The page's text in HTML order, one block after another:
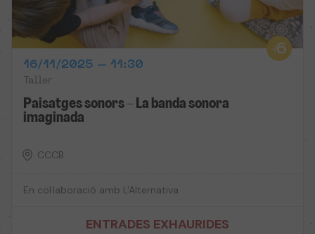
16/11/2025 – 11:30
Taller
Paisatges sonors – La banda sonora
imaginada
CCCB
En col·laboració amb L'Alternativa
ENTRADES EXHAURIDES